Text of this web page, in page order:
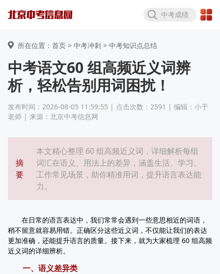
中考成绩
所在位置：首页 > 中考冲刺 > 中考知识点总结
中考语文60 组高频近义词辨
析，轻松告别用词困扰！
发布时间：2026-08-05 11:59:55 | 点击次数：2591 | 编辑：小于
老师 | 来源：北京中考信息网
摘
要
本文精心整理 60 组高频近义词，详细解析每组
词汇在语义、用法上的差异，涵盖生活、学习、
工作常见场景，助你精准用词，提升语言表达能
力。
在日常的语言表达中，我们常常会遇到一些意思相近的词语，
稍不留意就容易用错。正确区分这些近义词，不仅能让我们的表达
更加准确，还能提升语言的质量。接下来，就为大家梳理 60 组高频
近义词的详细辨析。
一、语义差异类